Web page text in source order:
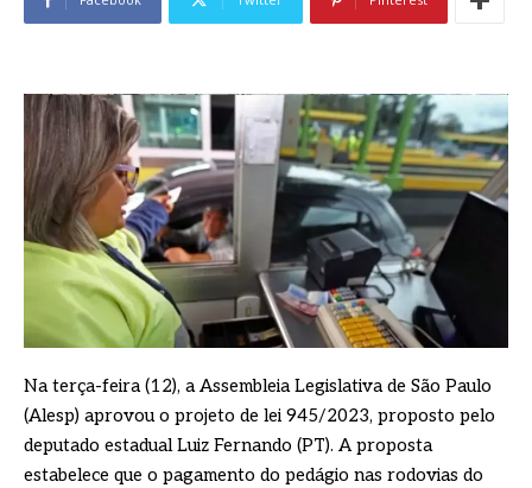
Na terça-feira (12), a Assembleia Legislativa de São Paulo
(Alesp) aprovou o projeto de lei 945/2023, proposto pelo
deputado estadual Luiz Fernando (PT). A proposta
estabelece que o pagamento do pedágio nas rodovias do